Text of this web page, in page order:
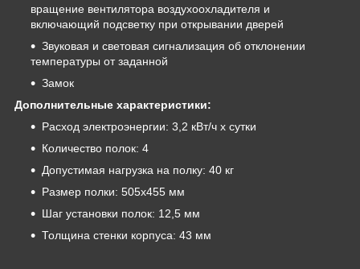
вращение вентилятора воздухоохладителя и
включающий подсветку при открывании дверей
Звуковая и световая сигнализация об отклонении
температуры от заданной
Замок
Дополнительные характеристики:
Расход электроэнергии: 3,2 кВт/ч х сутки
Количество полок: 4
Допустимая нагрузка на полку: 40 кг
Размер полки: 505х455 мм
Шаг установки полок: 12,5 мм
Толщина стенки корпуса: 43 мм